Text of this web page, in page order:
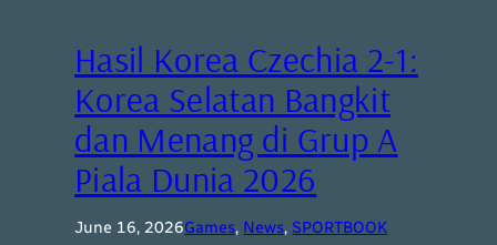
Hasil Korea Czechia 2-1:
Korea Selatan Bangkit
dan Menang di Grup A
Piala Dunia 2026
June 16, 2026Games, News, SPORTBOOK